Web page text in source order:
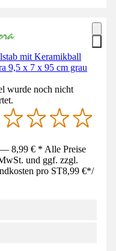
mit Keramikball
9,5 x 7 x 95 cm grau
wurde noch nicht
8,99 € * Alle Preise
und ggf. zzgl.
pro ST8,99 €*/